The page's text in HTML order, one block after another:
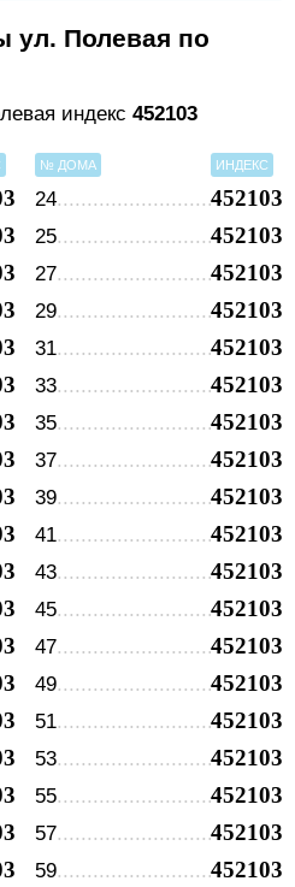
ул. Полевая по
индекс 452103
№ ДОМА ИНДЕКС
24 452103
25 452103
27 452103
29 452103
31 452103
33 452103
35 452103
37 452103
39 452103
41 452103
43 452103
45 452103
47 452103
49 452103
51 452103
53 452103
55 452103
57 452103
59 452103